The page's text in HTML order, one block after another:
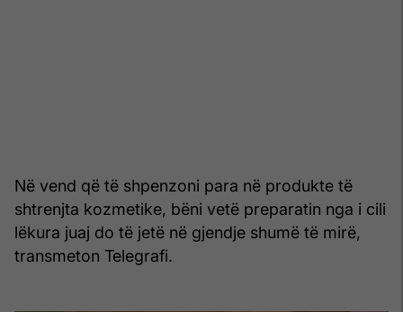
Në vend që të shpenzoni para në produkte të
shtrenjta kozmetike, bëni vetë preparatin nga i cili
lëkura juaj do të jetë në gjendje shumë të mirë,
transmeton Telegrafi.